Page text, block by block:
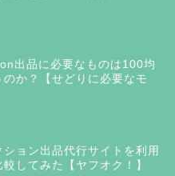
出品に必要なものは100均
のか？【せどりに必要なモ
ション出品代行サイトを利用
較してみた【ヤフオク！】